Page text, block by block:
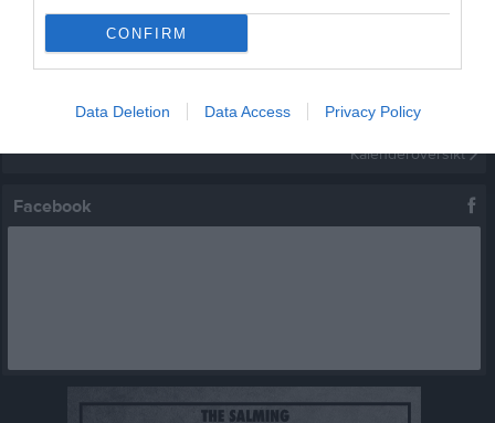
CONFIRM
Data Deletion Data Access Privacy Policy
Träning 31 aug, 18:00
2 sep, 19:30
Kalenderöversikt
Facebook